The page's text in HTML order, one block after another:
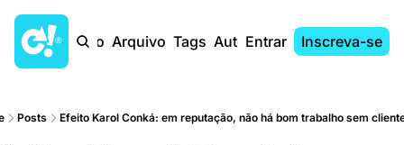
Início Arquivo Tags AutoresEntrar Inscreva-se
Posts Efeito Karol Conká: em reputação, não há bom trabalho sem